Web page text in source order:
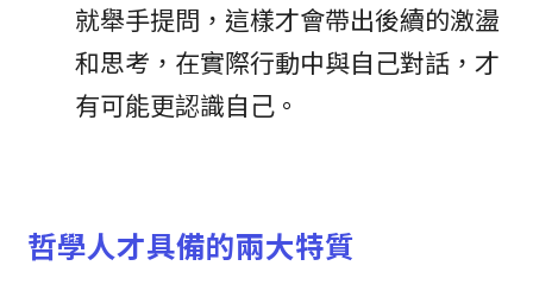
就舉手提問，這樣才會帶出後續的激盪
和思考，在實際行動中與自己對話，才
有可能更認識自己。
哲學人才具備的兩大特質